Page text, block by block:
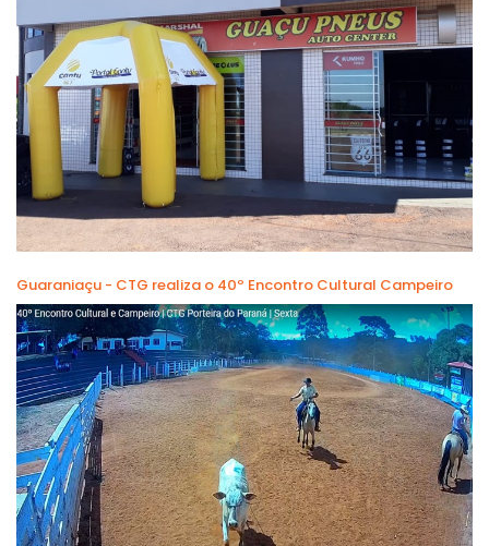
Guaraniaçu - CTG realiza o 40º Encontro Cultural Campeiro